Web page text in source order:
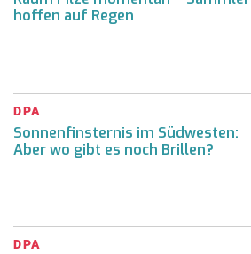
hoffen auf Regen
DPA
Sonnenfinsternis im Südwesten:
Aber wo gibt es noch Brillen?
DPA